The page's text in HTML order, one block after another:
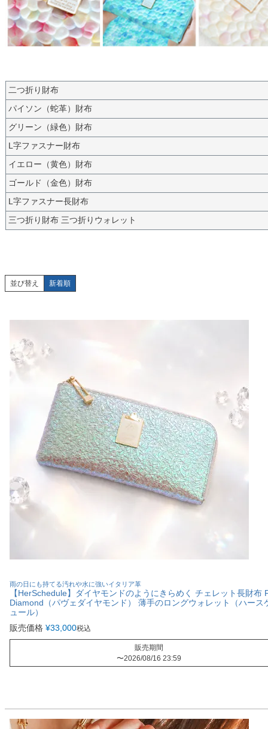
二つ折り財布
パイソン（蛇革）財布
グリーン（緑色）財布
L字ファスナー財布
イエロー（黄色）財布
ゴールド（金色）財布
L字ファスナー長財布
三つ折り財布 三つ折りウォレット
並び替え 新着順
雨の日にも持てる汚れや水に強いイタリア革
【HerSchedule】ダイヤモンドのようにきらめく チェレット長財布
Diamond（パヴェダイヤモンド） 薄手のロングウォレット（ハース
ュール）
販売価格 ¥33,000税込
販売期間
〜2026/08/16 23:59